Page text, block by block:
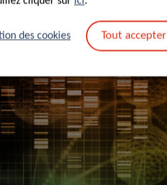
des cookies Tout accepter